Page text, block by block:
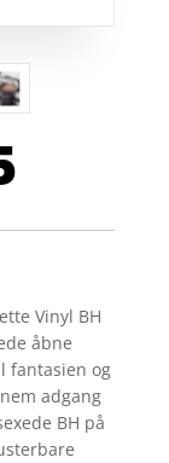
Den
pris
er:
Vinyl BH
åbne
fantasien og
adgang
BH på